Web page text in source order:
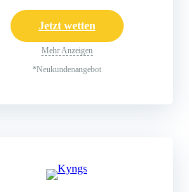
Jetzt wetten
Mehr Anzeigen
*Neukundenangebot